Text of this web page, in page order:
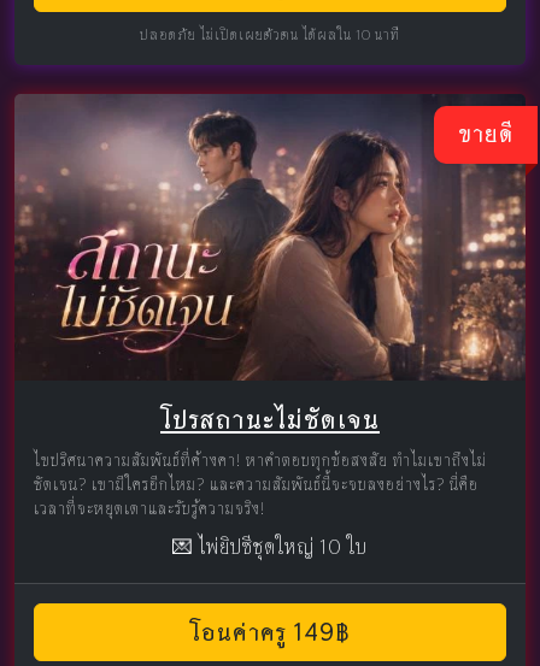
ปลอดภัย ไม่เปิดเผยตัวตน ได้ผลใน 10 นาที
ขายดี
โปรสถานะไม่ชัดเจน
ไขปริศนาความสัมพันธ์ที่ค้างคา! หาคำตอบทุกข้อสงสัย ทำไมเขาถึงไม่
ชัดเจน? เขามีใครอีกไหม? และความสัมพันธ์นี้จะจบลงอย่างไร? นี่คือ
เวลาที่จะหยุดเดาและรับรู้ความจริง!
💌 ไพ่ยิปซีชุดใหญ่ 10 ใบ
โอนค่าครู 149฿